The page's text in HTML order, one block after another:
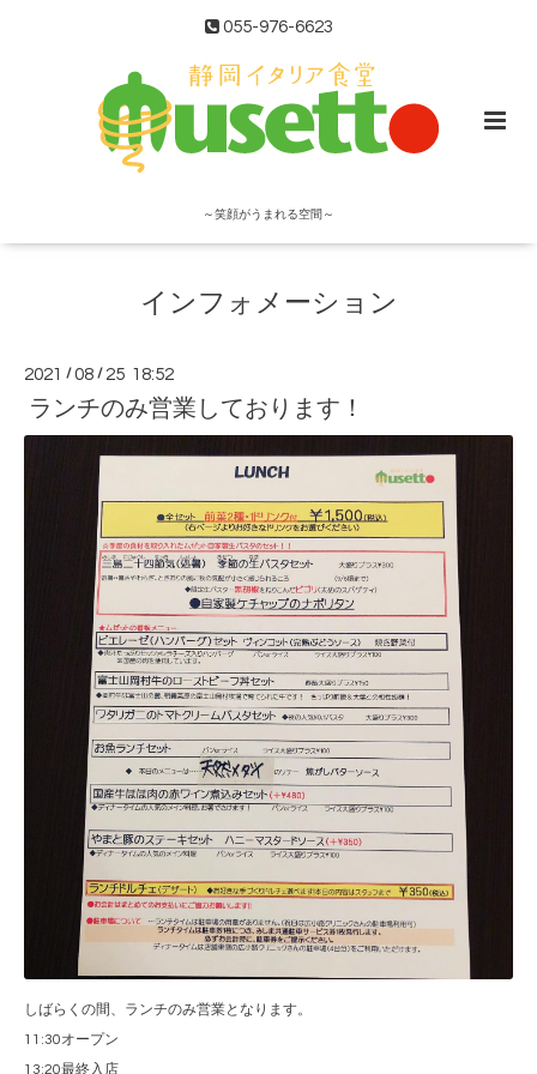
055-976-6623
～笑顔がうまれる空間～
インフォメーション
2021 /08 / 25 18:52
ランチのみ営業しております！
しばらくの間、ランチのみ営業となります。
11:30オープン
13:20最終入店